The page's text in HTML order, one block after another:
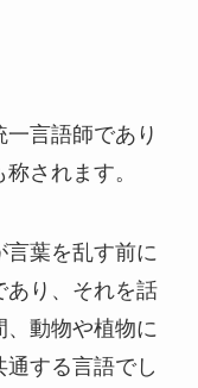
言語師であり
されます。
言葉を乱す前に
あり、それを話
、動物や植物に
する言語でし